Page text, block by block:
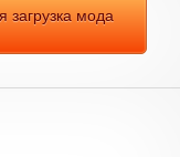
загрузка мода